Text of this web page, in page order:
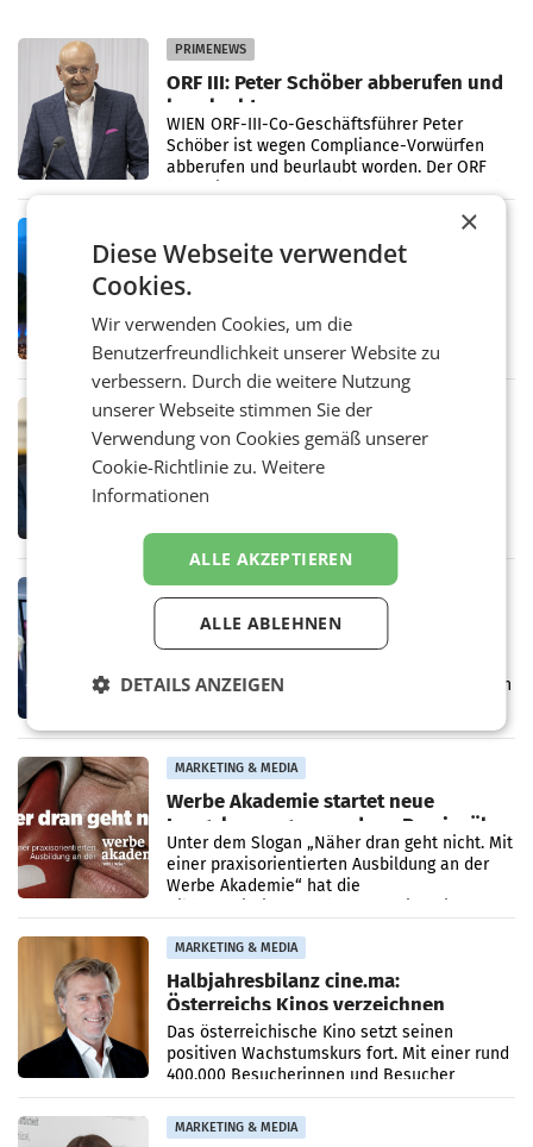
PRIMENEWS
ORF III: Peter Schöber abberufen und
beurlaubt
WIEN ORF-III-Co-Geschäftsführer Peter
Schöber ist wegen Compliance-Vorwürfen
abberufen und beurlaubt worden. Der ORF
ORF-Kulturmatinee widmet sich 20
Jahren Grafenegg Festival und Peter
Am Sonntag, dem 9. August 2026, begleitet
Lillian Moschen das Publikum ab 9.05 Uhr
durch die ORF-„Kulturmatinee“. Die Sendung
startet mit der Dokumentation „20 Jahre
Grafenegg
MARKETING & MEDIA
APA-Comm-Ranking: Christian
Stocker mit höchster Medienpräsenz
im Juli
Das APA-Comm-Politik-Ranking untersucht
österreichischen Tageszeitungen und
analysiert, welche Politikerinnen und
MARKETING & MEDIA
Prozess zu Warner-Übernahme erst
im März 2027
Hollywood-Urgesteins Warner Brothers durch
der Schwebe bleiben. Eine Richterin setzte
MARKETING & MEDIA
Werbe Akademie startet neue
Imagekampagne rund um Praxisnähe
Unter dem Slogan „Näher dran geht nicht. Mit
einer praxisorientierten Ausbildung an der
Werbe Akademie“ hat die
MARKETING & MEDIA
Halbjahresbilanz cine.ma:
Österreichs Kinos verzeichnen
400.000 Besucher mehr
Das österreichische Kino setzt seinen
positiven Wachstumskurs fort. Mit einer rund
400.000 Besucherinnen und Besucher
höheren Nettoreichweite im ersten Halbjahr
2026 gegenüber dem
MARKETING & MEDIA
×
Diese Webseite verwendet
Cookies.
Wir verwenden Cookies, um die
Benutzerfreundlichkeit unserer Website zu
verbessern. Durch die weitere Nutzung
unserer Webseite stimmen Sie der
Verwendung von Cookies gemäß unserer
Cookie-Richtlinie zu.Weitere
Informationen
ALLE AKZEPTIEREN
ALLE ABLEHNEN
DETAILS ANZEIGEN